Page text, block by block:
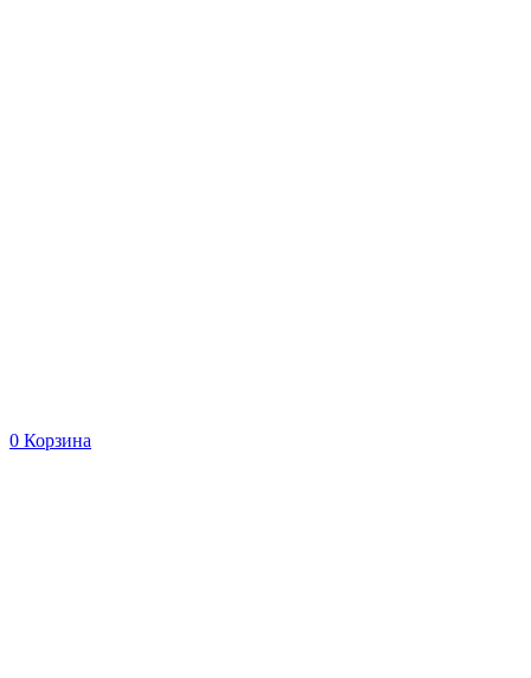
0 Корзина